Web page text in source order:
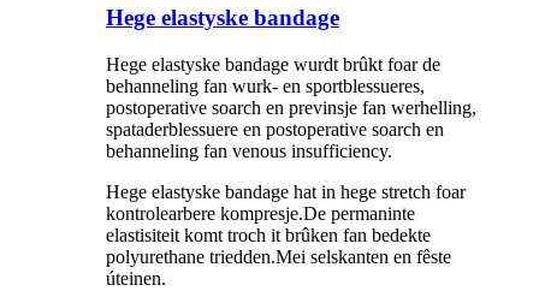
Hege elastyske bandage
Hege elastyske bandage wurdt brûkt foar de
behanneling fan wurk- en sportblessueres,
postoperative soarch en previnsje fan werhelling,
spataderblessuere en postoperative soarch en
behanneling fan venous insufficiency.
Hege elastyske bandage hat in hege stretch foar
kontrolearbere kompresje.De permaninte
elastisiteit komt troch it brûken fan bedekte
polyurethane triedden.Mei selskanten en fêste
úteinen.